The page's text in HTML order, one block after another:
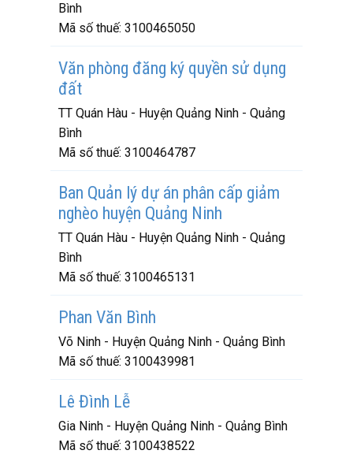
Bình
Mã số thuế: 3100465050
Văn phòng đăng ký quyền sử dụng
đất
TT Quán Hàu - Huyện Quảng Ninh - Quảng
Bình
Mã số thuế: 3100464787
Ban Quản lý dự án phân cấp giảm
nghèo huyện Quảng Ninh
TT Quán Hàu - Huyện Quảng Ninh - Quảng
Bình
Mã số thuế: 3100465131
Phan Văn Bình
Võ Ninh - Huyện Quảng Ninh - Quảng Bình
Mã số thuế: 3100439981
Lê Đình Lễ
Gia Ninh - Huyện Quảng Ninh - Quảng Bình
Mã số thuế: 3100438522